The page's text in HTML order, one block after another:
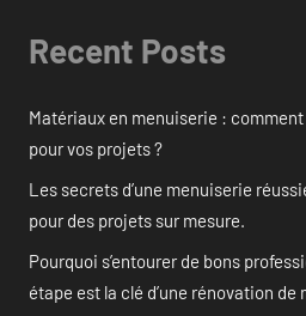
Recent Posts
Matériaux en menuiserie :
pour vos projets ?
Les secrets d’une menuiserie
pour des projets sur mesure.
Pourquoi s’entourer de bons
étape est la clé d’une rénovation